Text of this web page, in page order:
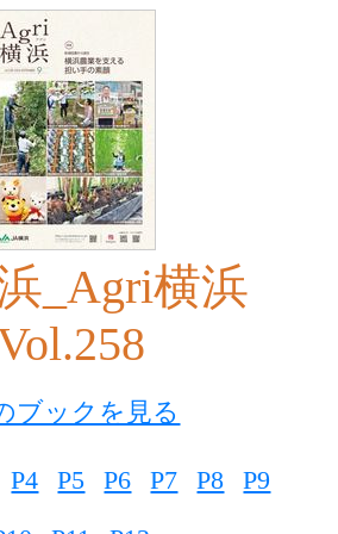
_Agri横浜
ブックを見る
P4 P5 P6 P7 P8
P9